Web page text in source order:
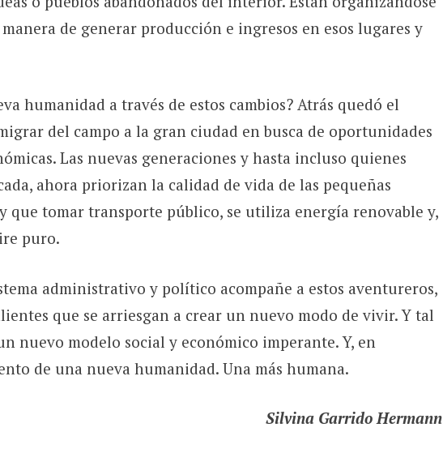
de generar producción e ingresos en esos lugares y
humanidad a través de estos cambios? Atrás quedó el
del campo a la gran ciudad en busca de oportunidades
Las nuevas generaciones y hasta incluso quienes
ahora priorizan la calidad de vida de las pequeñas
que tomar transporte público, se utiliza energía renovable y,
puro.
administrativo y político acompañe a estos aventureros,
que se arriesgan a crear un nuevo modo de vivir. Y tal
nuevo modelo social y económico imperante. Y, en
de una nueva humanidad. Una más humana.
Silvina Garrido Hermann